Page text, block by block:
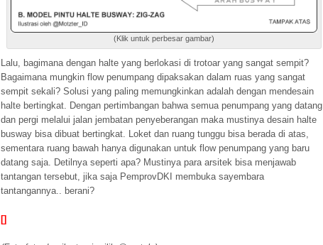
(Klik untuk perbesar gambar)
Lalu, bagimana dengan halte yang berlokasi di trotoar yang sangat sempit?
Bagaimana mungkin flow penumpang dipaksakan dalam ruas yang sangat
sempit sekali? Solusi yang paling memungkinkan adalah dengan mendesain
halte bertingkat. Dengan pertimbangan bahwa semua penumpang yang datang
dan pergi melalui jalan jembatan penyeberangan maka mustinya desain halte
busway bisa dibuat bertingkat. Loket dan ruang tunggu bisa berada di atas,
sementara ruang bawah hanya digunakan untuk flow penumpang yang baru
datang saja. Detilnya seperti apa? Mustinya para arsitek bisa menjawab
tantangan tersebut, jika saja PemprovDKI membuka sayembara
tantangannya.. berani?
[]